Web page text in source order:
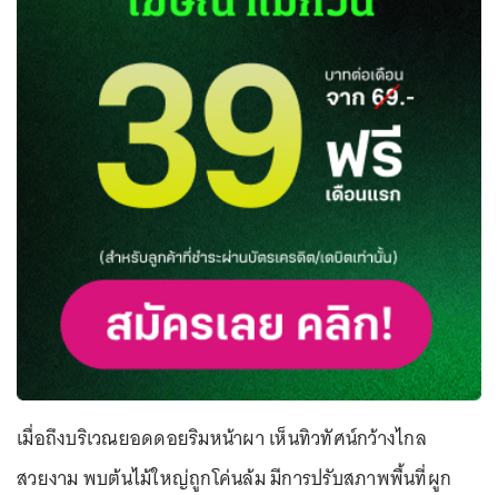
เมื่อถึงบริเวณยอดดอยริมหน้าผา เห็นทิวทัศน์กว้างไกล
สวยงาม พบต้นไม้ใหญ่ถูกโค่นล้ม มีการปรับสภาพพื้นที่ผูก